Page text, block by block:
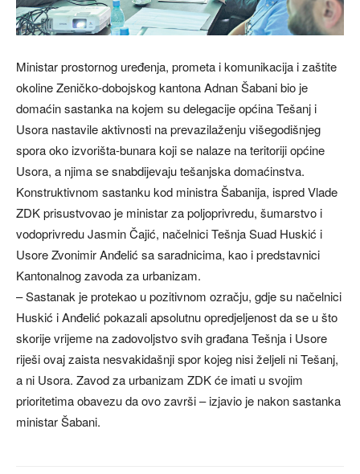
Ministar prostornog uređenja, prometa i komunikacija i zaštite
okoline Zeničko-dobojskog kantona Adnan Šabani bio je
domaćin sastanka na kojem su delegacije općina Tešanj i
Usora nastavile aktivnosti na prevazilaženju višegodišnjeg
spora oko izvorišta-bunara koji se nalaze na teritoriji općine
Usora, a njima se snabdijevaju tešanjska domaćinstva.
Konstruktivnom sastanku kod ministra Šabanija, ispred Vlade
ZDK prisustvovao je ministar za poljoprivredu, šumarstvo i
vodoprivredu Jasmin Čajić, načelnici Tešnja Suad Huskić i
Usore Zvonimir Anđelić sa saradnicima, kao i predstavnici
Kantonalnog zavoda za urbanizam.
– Sastanak je protekao u pozitivnom ozračju, gdje su načelnici
Huskić i Anđelić pokazali apsolutnu opredjeljenost da se u što
skorije vrijeme na zadovoljstvo svih građana Tešnja i Usore
riješi ovaj zaista nesvakidašnji spor kojeg nisi željeli ni Tešanj,
a ni Usora. Zavod za urbanizam ZDK će imati u svojim
prioritetima obavezu da ovo završi – izjavio je nakon sastanka
ministar Šabani.